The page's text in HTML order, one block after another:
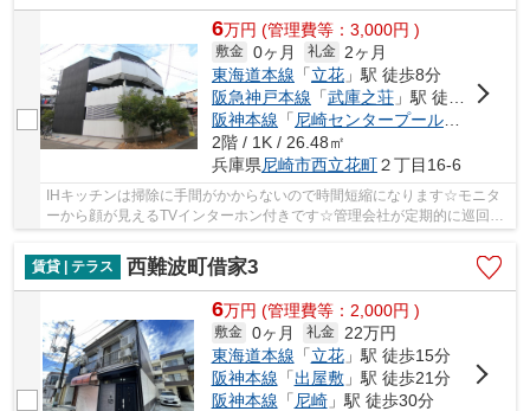
6万円 (管理費等：3,000円 )
敷金 0ヶ月 礼金 2ヶ月
東海道本線 「立花」駅 徒歩8分
阪急神戸本線 「武庫之荘」駅 徒歩33分
阪神本線 「 尼崎センタープール前
2階 / 1K / 26.48㎡
兵庫県尼崎市西立花町２丁目16-6
IHキッチンは掃除に手間がかからないので時間短縮になります☆モニタ
ーから顔が見えるTVインターホン付きです☆管理会社が定期的に巡回し
ています☆綺麗に整備されている賃貸物件は住み心...
賃貸 | テラス
西難波町借家3
6万円 (管理費等：2,000円 )
敷金 0ヶ月 礼金
22万円
東海道本線 「立花」駅 徒歩15分
阪神本線 「出屋敷」駅 徒歩21分
阪神本線 「 尼崎」駅 徒歩30分